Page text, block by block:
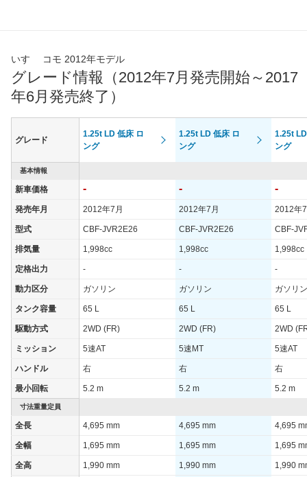
いすゞ コモ 2012年モデル
グレード情報（2012年7月発売開始～2017
年6月発売終了）
グレード
1.25t LD 低床 ロ
ング
1.25t LD 低床 ロ
ング
1.25t
ング
基本情報
新車価格 - - -
発売年月 2012年7月 2012年7月 2012年
型式 CBF-JVR2E26 CBF-JVR2E26 CBF-
排気量 1,998cc 1,998cc 1,998cc
定格出力 - - -
動力区分 ガソリン ガソリン ガソリン
タンク容量 65 L 65 L 65 L
駆動方式 2WD (FR) 2WD (FR) 2WD
ミッション 5速AT 5速MT 5速AT
ハンドル 右 右 右
最小回転 5.2 m 5.2 m 5.2 m
寸法重量定員
全長 4,695 mm 4,695 mm 4,695
全幅 1,695 mm 1,695 mm 1,695
全高 1,990 mm 1,990 mm 1,990